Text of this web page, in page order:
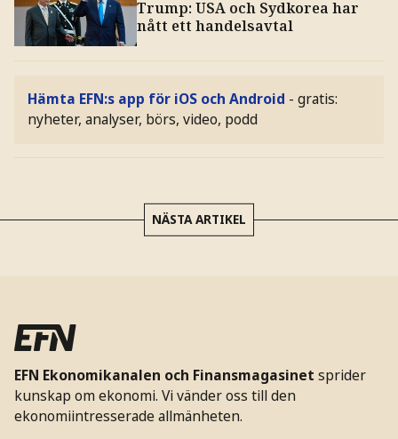
Trump: USA och Sydkorea har
nått ett handelsavtal
Hämta EFN:s app för iOS och Android - gratis:
nyheter, analyser, börs, video, podd
NÄSTA ARTIKEL
EFN Ekonomikanalen och Finansmagasinet sprider
kunskap om ekonomi. Vi vänder oss till den
ekonomiintresserade allmänheten.